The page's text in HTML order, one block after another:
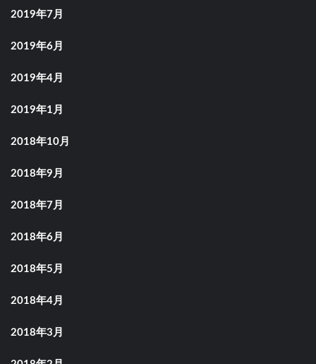
2019年7月
2019年6月
2019年4月
2019年1月
2018年10月
2018年9月
2018年7月
2018年6月
2018年5月
2018年4月
2018年3月